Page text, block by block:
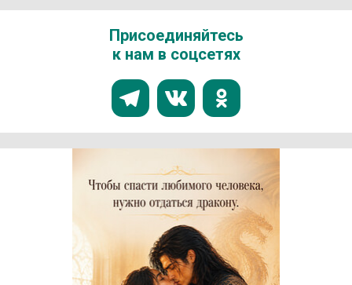
Присоединяйтесь
к нам в соцсетях